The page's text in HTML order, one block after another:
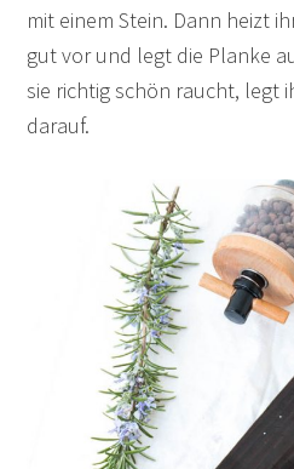
mit einem Stein. Dann heizt
gut vor und legt die Planke
sie richtig schön raucht, legt
darauf.